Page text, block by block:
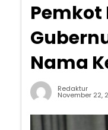
Pemkot
Nama
Redaktur
November 22,